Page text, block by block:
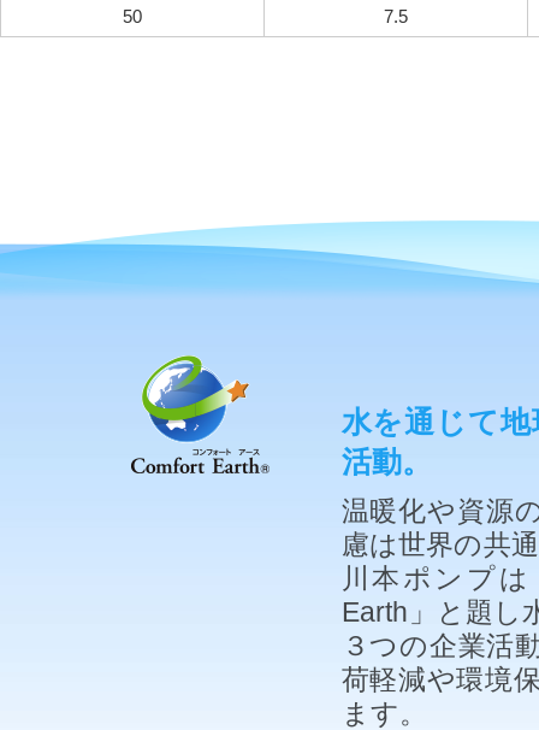
50 7.5
水を通じて
活動。
温暖化や資源
慮は世界の共
川本ポンプ
Earth」と題し
３つの企業活
荷軽減や環境
ます。